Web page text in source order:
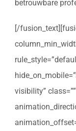
betrouwbare
[/
visibility”